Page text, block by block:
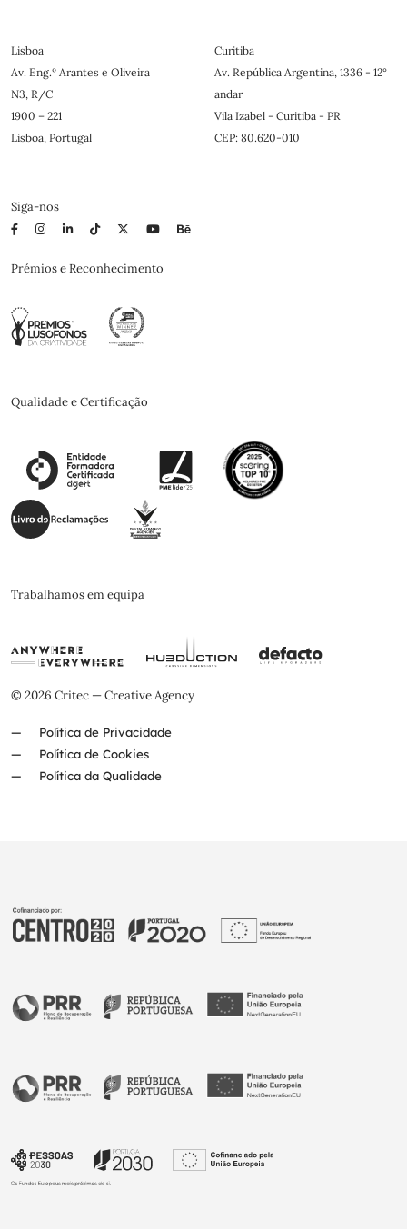
Lisboa
Av. Eng.º Arantes e Oliveira
N3, R/C
1900 – 221
Lisboa, Portugal
Curitiba
Av. República Argentina, 1336 - 12°
andar
Vila Izabel - Curitiba - PR
CEP: 80.620-010
Siga-nos
Prémios e Reconhecimento
Qualidade e Certificação
Trabalhamos em equipa
© 2026 Critec — Creative Agency
Política de Privacidade
Política de Cookies
Política da Qualidade